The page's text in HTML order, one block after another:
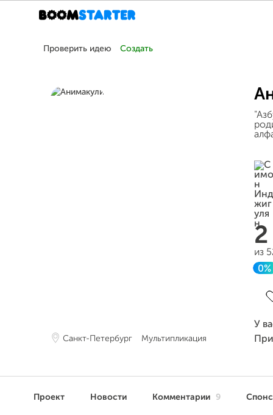
Проверить идею Создать
Санкт-Петербург Мультипликация
из
0%
У
Проект Новости Комментарии 9